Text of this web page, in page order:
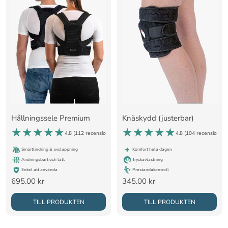
Hållningssele Premium
4.8 (112 recensioner
Smärtlindring & avslappning
Andningsbart och lätt
Enkel att använda
Rea-
pris
695.00 kr
TILL PRODUKTEN
Knäskydd (justerbar)
4.8 (104 recensioner
Komfort hela dagen
Tryckavlastning
Prestandakontroll
Rea-
pris
345.00 kr
TILL PRODUKTEN